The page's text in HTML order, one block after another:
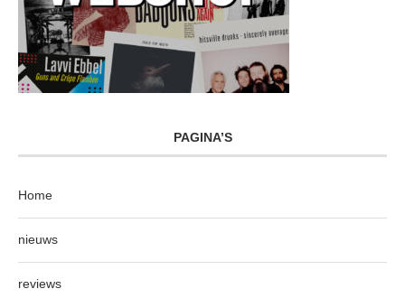
PAGINA’S
Home
nieuws
reviews